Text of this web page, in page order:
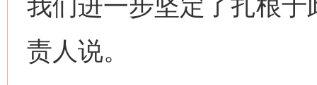
我们进一步坚定了扎根于
责人说。